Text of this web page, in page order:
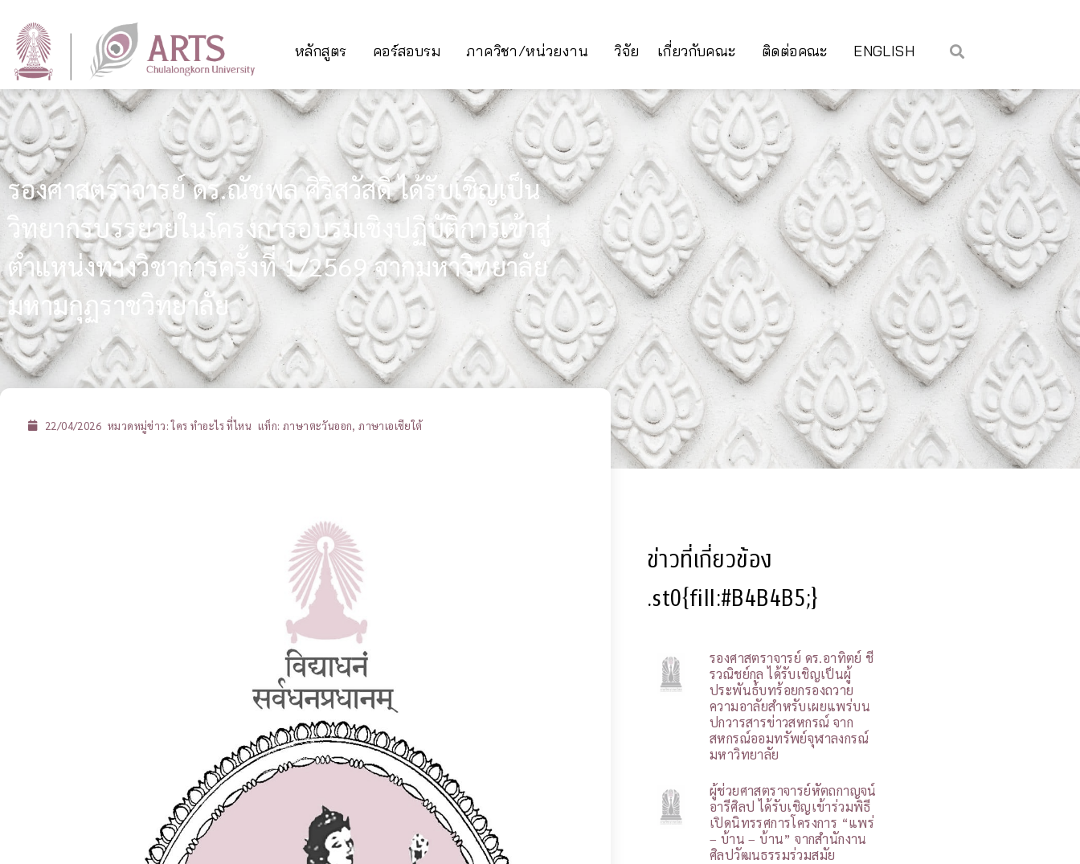
หลักสูตร คอร์สอบรม ภาควิชา/หน่วยงาน วิจัย เกี่ยวกับคณะ ติดต่อคณะ ENGLISH
รองศาสตราจารย์ ดร.ณัชพล ศิริสวัสดิ์ ได้รับเชิญเป็น
วิทยากรบรรยายในโครงการอบรมเชิงปฏิบัติการเข้าสู่
ตำแหน่งทางวิชาการครั้งที่ 1/2569 จากมหาวิทยาลัย
มหามกุฏราชวิทยาลัย
22/04/2026 หมวดหมู่ข่าว:ใคร ทำอะไร ที่ไหน แท็ก: ภาษาตะวันออก,ภาษาเอเชียใต้
ข่าวที่เกี่ยวข้อง
.st0{fill:#B4B4B5;}
รองศาสตราจารย์ ดร.อาทิตย์ ชี
รวณิชย์กุล ได้รับเชิญเป็นผู้
ประพันธ์บทร้อยกรองถวาย
ความอาลัยสำหรับเผยแพร่บน
ปกวารสารข่าวสหกรณ์ จาก
สหกรณ์ออมทรัพย์จุฬาลงกรณ์
มหาวิทยาลัย
ผู้ช่วยศาสตราจารย์หัตถกาญจน์
อารีศิลป ได้รับเชิญเข้าร่วมพิธี
เปิดนิทรรศการโครงการ “แพร่
– บ้าน – บ้าน” จากสำนักงาน
ศิลปวัฒนธรรมร่วมสมัย